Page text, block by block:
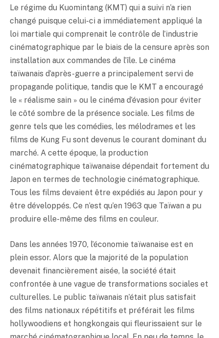
Le régime du Kuomintang (KMT) qui a suivi n’a rien
changé puisque celui-ci a immédiatement appliqué la
loi martiale qui comprenait le contrôle de l’industrie
cinématographique par le biais de la censure après son
installation aux commandes de l’île. Le cinéma
taïwanais d’après-guerre a principalement servi de
propagande politique, tandis que le KMT a encouragé
le « réalisme sain » ou le cinéma d’évasion pour éviter
le côté sombre de la présence sociale. Les films de
genre tels que les comédies, les mélodrames et les
films de Kung Fu sont devenus le courant dominant du
marché. A cette époque, la production
cinématographique taïwanaise dépendait fortement du
Japon en termes de technologie cinématographique.
Tous les films devaient être expédiés au Japon pour y
être développés. Ce n’est qu’en 1963 que Taïwan a pu
produire elle-même des films en couleur.
Dans les années 1970, l’économie taïwanaise est en
plein essor. Alors que la majorité de la population
devenait financièrement aisée, la société était
confrontée à une vague de transformations sociales et
culturelles. Le public taïwanais n’était plus satisfait
des films nationaux répétitifs et préférait les films
hollywoodiens et hongkongais qui fleurissaient sur le